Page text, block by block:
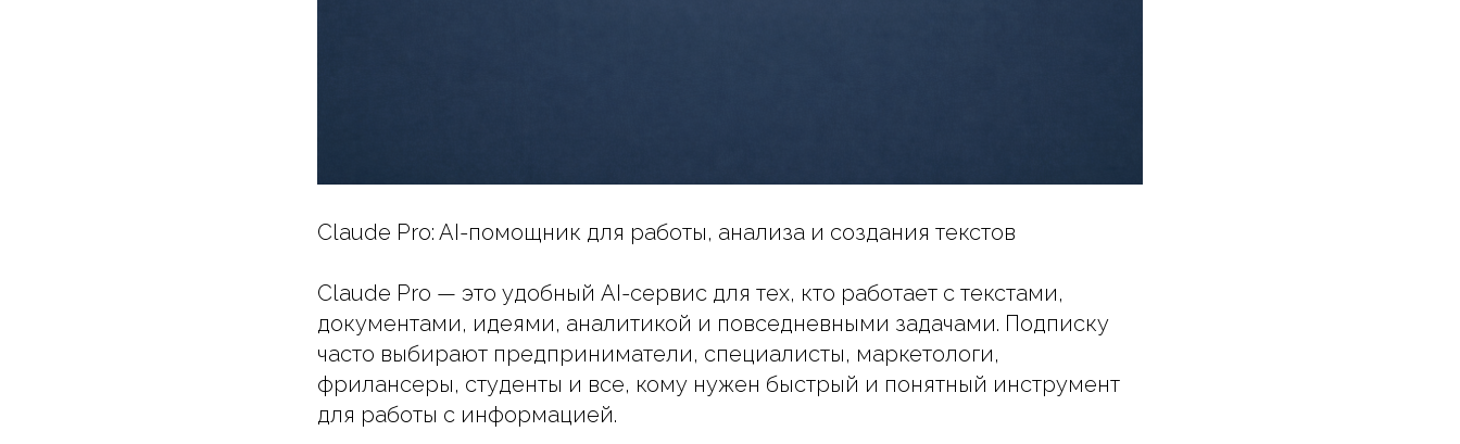
Claude Pro: AI-помощник для работы, анализа и создания текстов
Claude Pro — это удобный AI-сервис для тех, кто работает с текстами,
документами, идеями, аналитикой и повседневными задачами. Подписку
часто выбирают предприниматели, специалисты, маркетологи,
фрилансеры, студенты и все, кому нужен быстрый и понятный инструмент
для работы с информацией.